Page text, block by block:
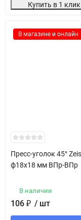
Купить в 1 клик
В магазине и онлайн
Пресс-уголок 45°
ф18х18 мм ВПр-ВПр
В наличии
106 ₽ / шт